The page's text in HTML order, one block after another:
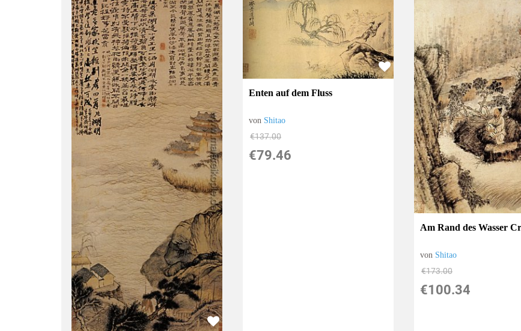
Enten auf dem Fluss
von Shitao
€137.00
€79.46
Am Rand des Wasser
von Shitao
€173.00
€100.34